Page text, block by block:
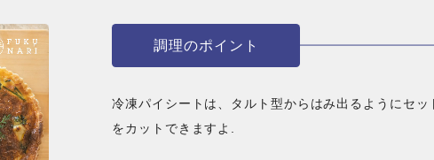
調理のポイント
冷凍パイシートは、タルト型からはみ出るようにセ
をカットできますよ.